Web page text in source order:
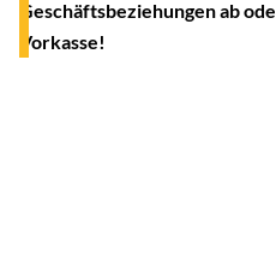
Geschäftsbeziehungen ab
Vorkasse!